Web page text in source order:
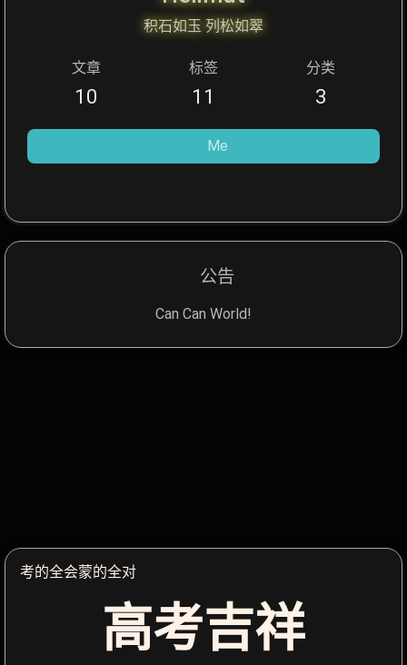
积石如玉 列松如翠
文章
10
标签
11
分类
3
Me
公告
Can Can World!
考的全会蒙的全对
高考吉祥